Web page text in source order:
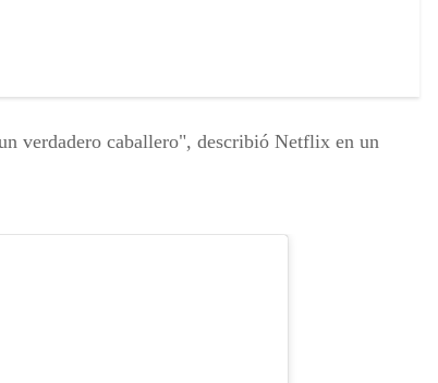
verdadero caballero", describió Netflix en un